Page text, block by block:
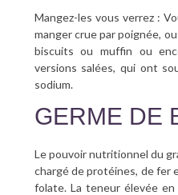
Mangez-les vous verrez :
manger crue par poignée,
biscuits ou muffin ou
versions salées, qui ont
sodium.
GERME DE
Le pouvoir nutritionnel du
chargé de protéines, de fer
folate. La teneur élevée